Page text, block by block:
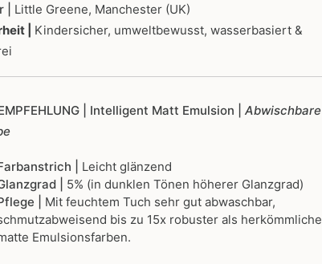
234,00€
| Little Greene, Manchester (UK)
| Kindersicher, umweltbewusst, wasserbasiert &
| Intelligent Matt Emulsion | Abwischbare
| Leicht glänzend
| 5% (in dunklen Tönen höherer Glanzgrad)
| Mit feuchtem Tuch sehr gut abwaschbar,
bis zu 15x robuster als herkömmliche
Emulsionsfarben.